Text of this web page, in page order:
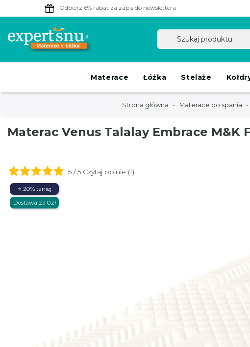
Odbierz 6% rabat za zapis do newslettera
Materace Łóżka Stelaże
Strona główna Materace do spania
Materac Venus Talalay Embrace M&K
5 / 5 Czytaj opinie (1)
⭐ 20% taniej
Dostawa za 0zł